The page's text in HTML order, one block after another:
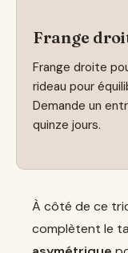
Frange
Frange droite
rideau pour
Demande un
quinze jours.
À côté de ce
complètent le